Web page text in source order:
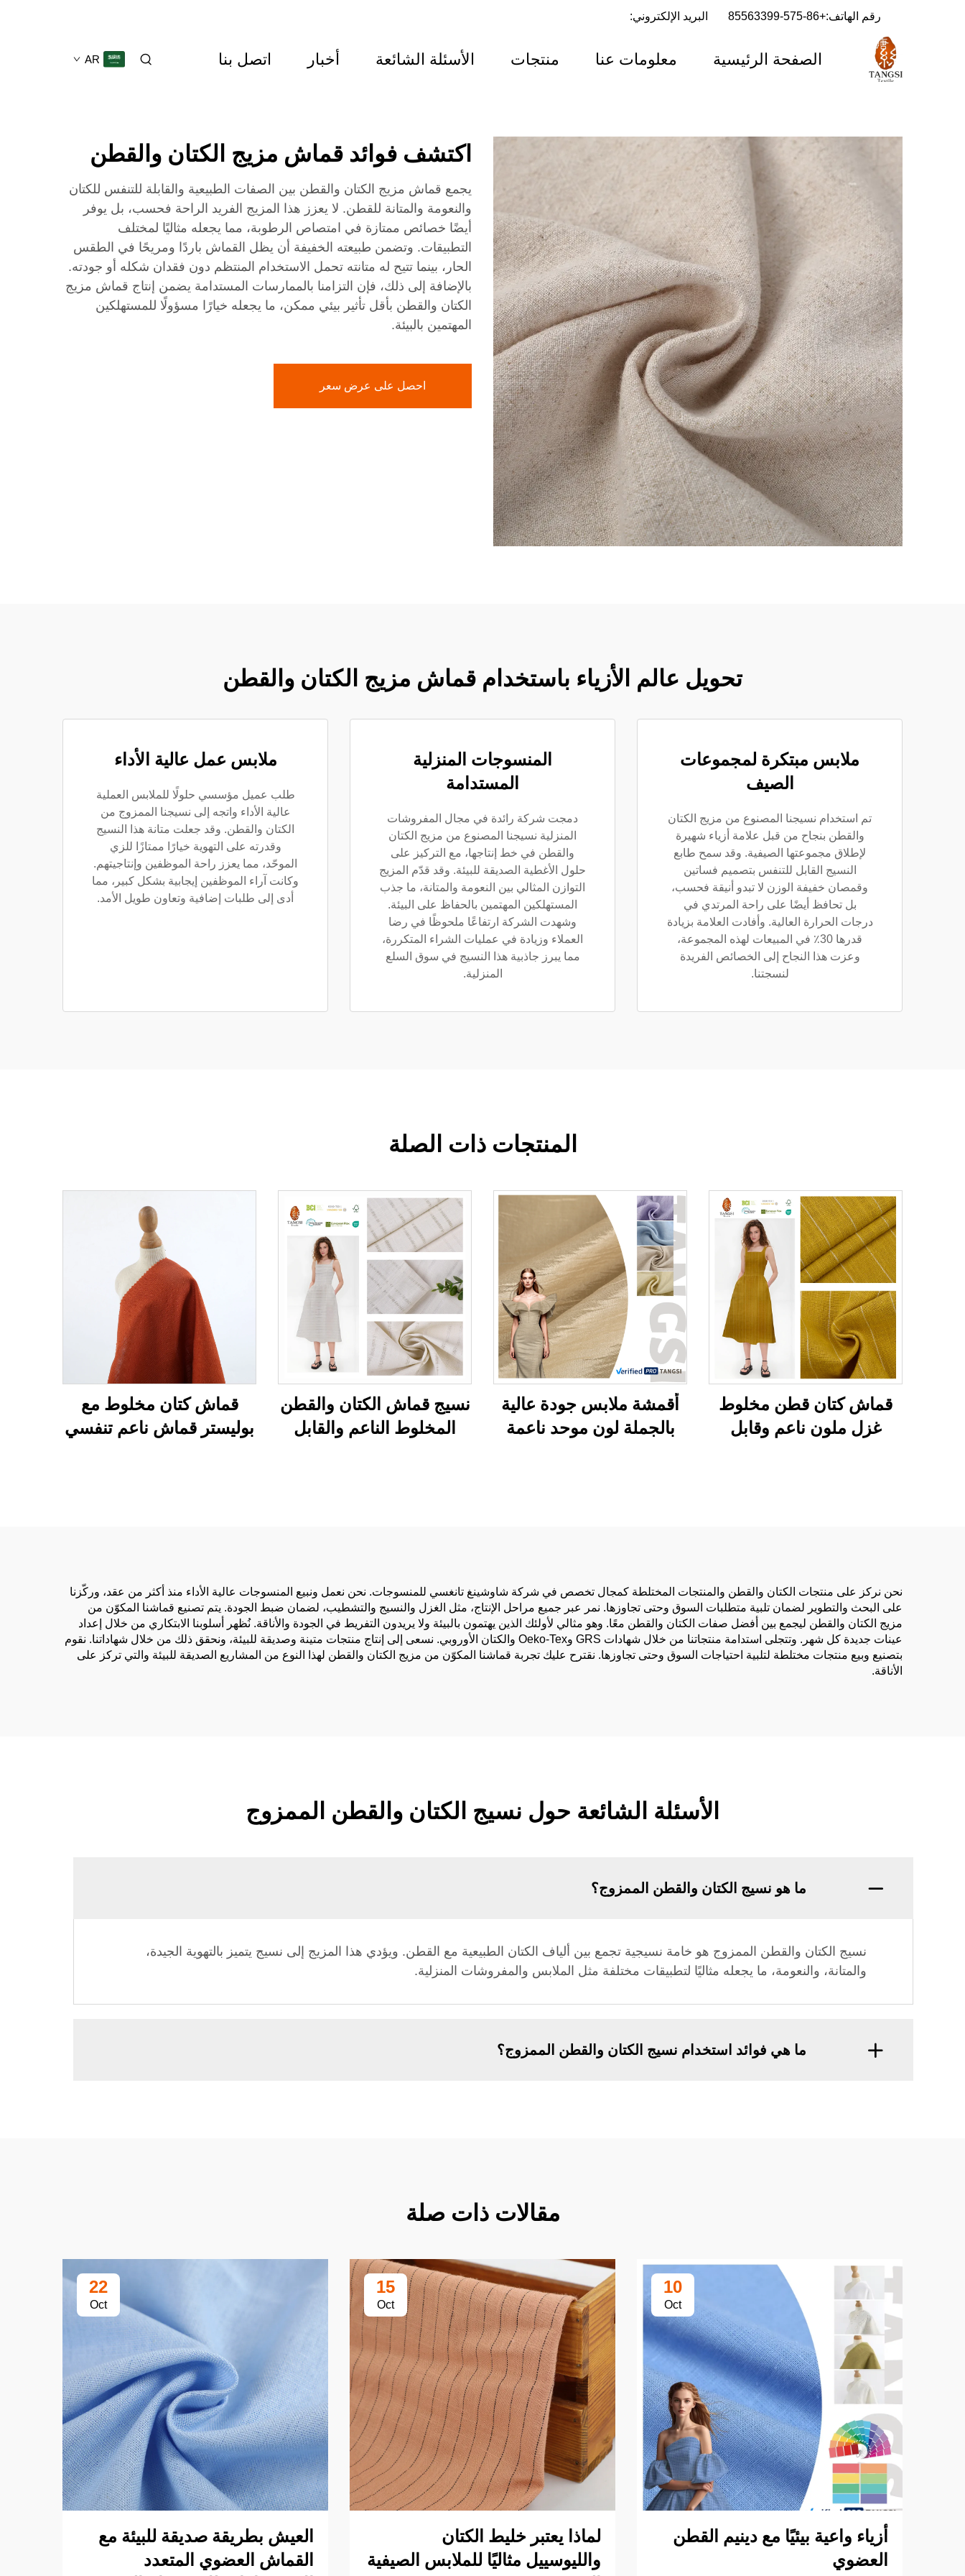
رقم الهاتف:+86-575-85563399 البريد الإلكتروني:
الصفحة الرئيسية معلومات عنا منتجات الأسئلة الشائعة أخبار اتصل بنا AR
اكتشف فوائد قماش مزيج الكتان والقطن
يجمع قماش مزيج الكتان والقطن بين الصفات الطبيعية والقابلة للتنفس للكتان
والنعومة والمتانة للقطن. لا يعزز هذا المزيج الفريد الراحة فحسب، بل يوفر
أيضًا خصائص ممتازة في امتصاص الرطوبة، مما يجعله مثاليًا لمختلف
التطبيقات. وتضمن طبيعته الخفيفة أن يظل القماش باردًا ومريحًا في الطقس
الحار، بينما تتيح له متانته تحمل الاستخدام المنتظم دون فقدان شكله أو جودته.
بالإضافة إلى ذلك، فإن التزامنا بالممارسات المستدامة يضمن إنتاج قماش مزيج
الكتان والقطن بأقل تأثير بيئي ممكن، ما يجعله خيارًا مسؤولًا للمستهلكين
المهتمين بالبيئة.
احصل على عرض سعر
تحويل عالم الأزياء باستخدام قماش مزيج الكتان والقطن
ملابس مبتكرة لمجموعات
الصيف
تم استخدام نسيجنا المصنوع من مزيج الكتان
والقطن بنجاح من قبل علامة أزياء شهيرة
لإطلاق مجموعتها الصيفية. وقد سمح طابع
النسيج القابل للتنفس بتصميم فساتين
وقمصان خفيفة الوزن لا تبدو أنيقة فحسب،
بل تحافظ أيضًا على راحة المرتدي في
درجات الحرارة العالية. وأفادت العلامة بزيادة
قدرها 30٪ في المبيعات لهذه المجموعة،
وعزت هذا النجاح إلى الخصائص الفريدة
لنسجتنا.
المنسوجات المنزلية
المستدامة
دمجت شركة رائدة في مجال المفروشات
المنزلية نسيجنا المصنوع من مزيج الكتان
والقطن في خط إنتاجها، مع التركيز على
حلول الأغطية الصديقة للبيئة. وقد قدّم المزيج
التوازن المثالي بين النعومة والمتانة، ما جذب
المستهلكين المهتمين بالحفاظ على البيئة.
وشهدت الشركة ارتفاعًا ملحوظًا في رضا
العملاء وزيادة في عمليات الشراء المتكررة،
مما يبرز جاذبية هذا النسيج في سوق السلع
المنزلية.
ملابس عمل عالية الأداء
طلب عميل مؤسسي حلولًا للملابس العملية
عالية الأداء واتجه إلى نسيجنا الممزوج من
الكتان والقطن. وقد جعلت متانة هذا النسيج
وقدرته على التهوية خيارًا ممتازًا للزي
الموحّد، مما يعزز راحة الموظفين وإنتاجيتهم.
وكانت آراء الموظفين إيجابية بشكل كبير، مما
أدى إلى طلبات إضافية وتعاون طويل الأمد.
المنتجات ذات الصلة
قماش كتان قطن مخلوط
غزل ملون ناعم وقابل
أقمشة ملابس جودة عالية
بالجملة لون موحد ناعمة
نسيج قماش الكتان والقطن
المخلوط الناعم والقابل
قماش كتان مخلوط مع
بوليستر قماش ناعم تنفسي
نحن نركز على منتجات الكتان والقطن والمنتجات المختلطة كمجال تخصص في شركة شاوشينغ تانغسي للمنسوجات. نحن نعمل ونبيع المنسوجات عالية الأداء منذ أكثر من عقد، وركّزنا
على البحث والتطوير لضمان تلبية متطلبات السوق وحتى تجاوزها. نمر عبر جميع مراحل الإنتاج، مثل الغزل والنسيج والتشطيب، لضمان ضبط الجودة. يتم تصنيع قماشنا المكوّن من
مزيج الكتان والقطن ليجمع بين أفضل صفات الكتان والقطن معًا. وهو مثالي لأولئك الذين يهتمون بالبيئة ولا يريدون التفريط في الجودة والأناقة. نُظهر أسلوبنا الابتكاري من خلال إعداد
عينات جديدة كل شهر. وتتجلى استدامة منتجاتنا من خلال شهادات GRS وOeko-Tex والكتان الأوروبي. نسعى إلى إنتاج منتجات متينة وصديقة للبيئة، ونحقق ذلك من خلال شهاداتنا. نقوم
بتصنيع وبيع منتجات مختلطة لتلبية احتياجات السوق وحتى تجاوزها. نقترح عليك تجربة قماشنا المكوّن من مزيج الكتان والقطن لهذا النوع من المشاريع الصديقة للبيئة والتي تركز على
الأناقة.
الأسئلة الشائعة حول نسيج الكتان والقطن الممزوج
ما هو نسيج الكتان والقطن الممزوج؟
نسيج الكتان والقطن الممزوج هو خامة نسيجية تجمع بين ألياف الكتان الطبيعية مع القطن. ويؤدي هذا المزيج إلى نسيج يتميز بالتهوية الجيدة،
والمتانة، والنعومة، ما يجعله مثاليًا لتطبيقات مختلفة مثل الملابس والمفروشات المنزلية.
ما هي فوائد استخدام نسيج الكتان والقطن الممزوج؟
مقالات ذات صلة
10
Oct
أزياء واعية بيئيًا مع دينيم القطن
العضوي
15
Oct
لماذا يعتبر خليط الكتان
والليوسييل مثاليًا للملابس الصيفية
22
Oct
العيش بطريقة صديقة للبيئة مع
القماش العضوي المتعدد